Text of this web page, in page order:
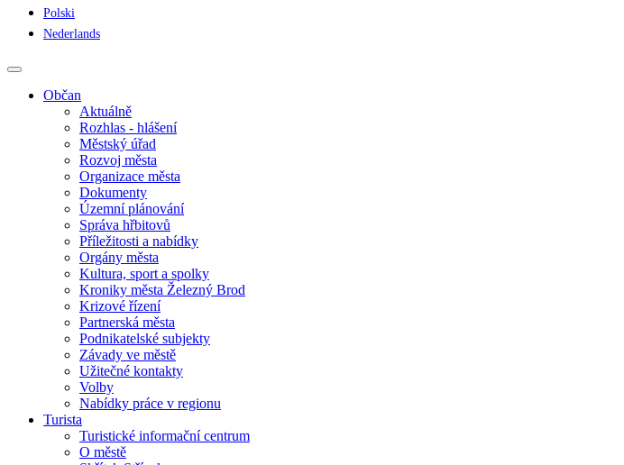
Polski
Nederlands
Občan
Aktuálně
Rozhlas - hlášení
Městský úřad
Rozvoj města
Organizace města
Dokumenty
Územní plánování
Správa hřbitovů
Příležitosti a nabídky
Orgány města
Kultura, sport a spolky
Kroniky města Železný Brod
Krizové řízení
Partnerská města
Podnikatelské subjekty
Závady ve městě
Užitečné kontakty
Volby
Nabídky práce v regionu
Turista
Turistické informační centrum
O městě